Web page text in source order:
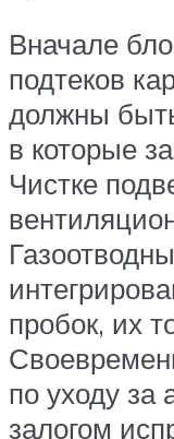
Вначале
подтеков
должны
в которые
Чистке
пробок, их
по уходу за
залогом